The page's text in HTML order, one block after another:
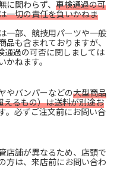
に関わらず、 車検通過の可
一切の責任を負いかねま
一部、競技用パーツや一般
品も含まれておりますが、
通過の可否に関しましては
かねます。
やバンパーなどの大型商品
えるもの）は送料が別途お
。必ずご注文前にお問い合
店舗が異なるため、店頭で
方は、来店前にお問い合わ